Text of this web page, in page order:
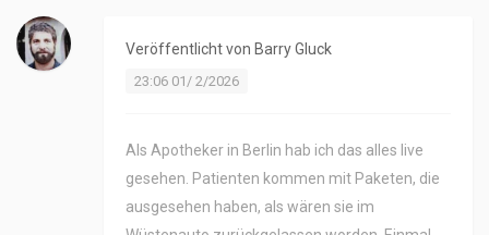
Veröffentlicht von Barry Gluck
23:06 01/ 2/2026
Als Apotheker in Berlin hab ich das alles live
gesehen. Patienten kommen mit Paketen, die
ausgesehen haben, als wären sie im